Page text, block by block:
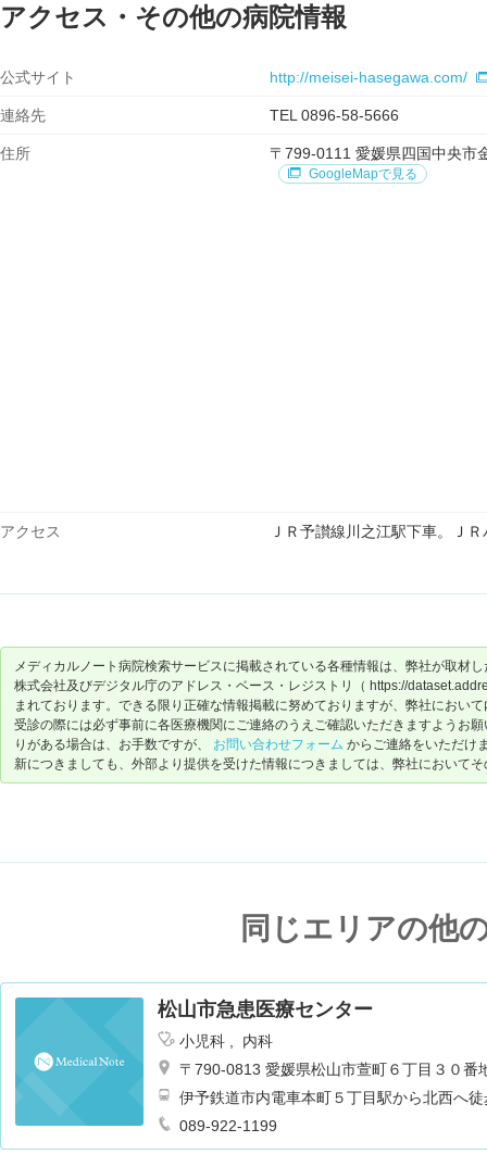
アクセス・その他の病院情報
公式サイト http://meisei-hasegawa.com/
連絡先 TEL 0896-58-5666
住所 〒799-0111 愛媛県四国中央市
GoogleMapで見る
アクセス ＪＲ予讃線川之江駅下車。Ｊ
メディカルノート病院検索サービスに掲載されている各種情報は、弊社が取材
株式会社及びデジタル庁のアドレス・ベース・レジストリ（ https://
まれております。できる限り正確な情報掲載に努めておりますが、弊社におい
受診の際には必ず事前に各医療機関にご連絡のうえご確認いただきますようお
りがある場合は、お手数ですが、 お問い合わせフォーム からご連絡をいただけ
新につきましても、外部より提供を受けた情報につきましては、弊社において
同じエリアの他
松山市急患医療センター
小児科
内科
〒790-0813 愛媛県松山市萱町６丁目３０番
伊予鉄道市内電車本町５丁目駅から北西へ
089-922-1199